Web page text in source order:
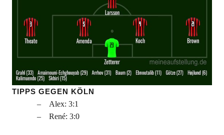
TIPPS GEGEN KÖLN
Alex: 3:1
René: 3:0